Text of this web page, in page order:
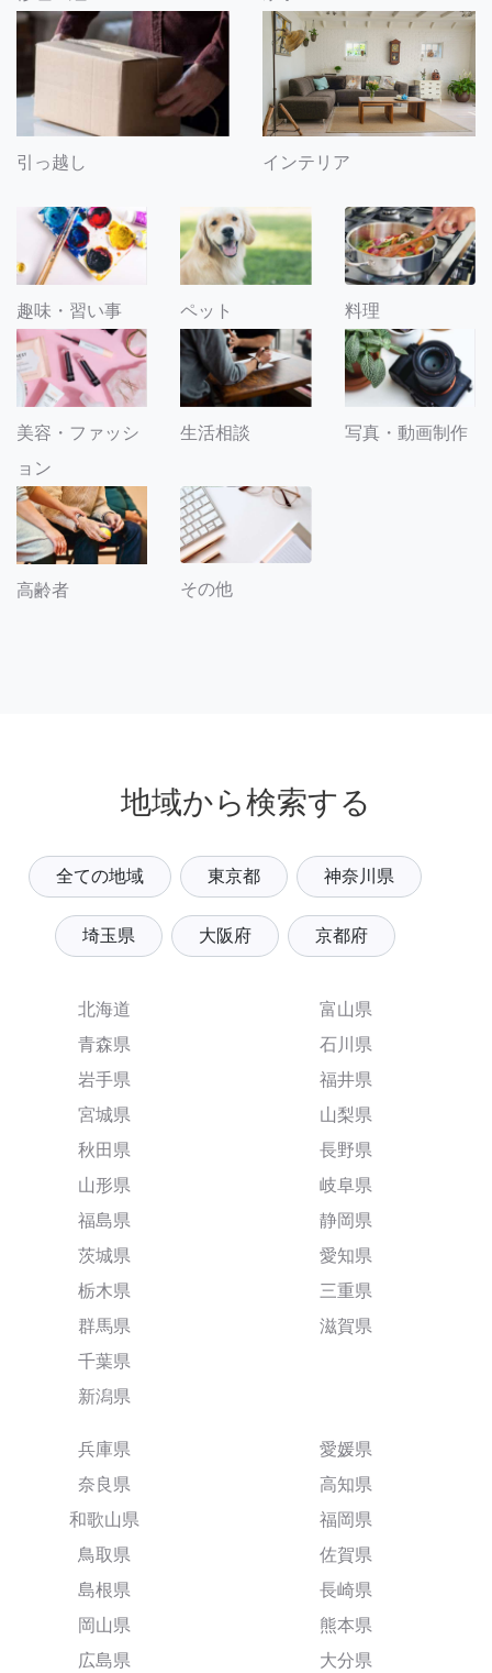
引っ越し インテリア
趣味・習い事 ペット 料理
美容・ファッシ
ョン
生活相談 写真・動画制作
高齢者 その他
地域から検索する
全ての地域 東京都 神奈川県
埼玉県 大阪府 京都府
北海道
青森県
岩手県
宮城県
秋田県
山形県
福島県
茨城県
栃木県
群馬県
千葉県
新潟県
富山県
石川県
福井県
山梨県
長野県
岐阜県
静岡県
愛知県
三重県
滋賀県
兵庫県
奈良県
和歌山県
鳥取県
島根県
岡山県
広島県
愛媛県
高知県
福岡県
佐賀県
長崎県
熊本県
大分県